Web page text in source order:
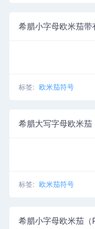
希腊小字母欧米茄
标签: 欧米茄符号
希腊大写字母欧米
标签: 欧米茄符号
希腊小字母欧米茄（